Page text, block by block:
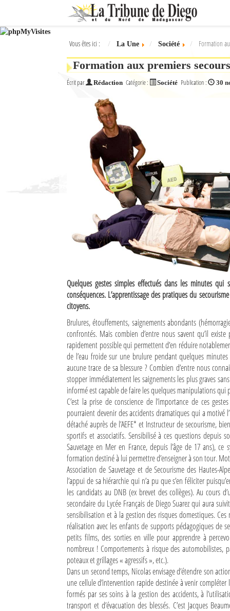
Ok
L'actualité à Diego Suarez
Le Nord de Madagascar
L'actualité du tourisme
Sites touristiques
Diego Suarez Pratique
Les Petites Annonces
La Tribune de Diego en PDF
Vous êtes ici : La Une Société Formation
Formation aux premiers
Écrit par Rédaction Catégorie : Société Publication : 30
Quelques gestes simples effectués dans les minutes
conséquences. L’apprentissage des pratiques du
citoyens.
Brulures, étouffements, saignements abondants
confrontés. Mais combien d’entre nous savent qu’il
rapidement possible qui permettent d’en réduire
de l’eau froide sur une brulure pendant quelques
aucune trace de sa blessure ? Combien d’entre nous
stopper immédiatement les saignements les plus graves
informé est capable de faire les quelques manipulations
C’est la prise de conscience de l’importance de ces
pourraient devenir des accidents dramatiques qui a motivé
détaché auprès de l’AEFE* et Instructeur de secourisme,
sportifs et associatifs. Sensibilisé à ces questions depuis
Sauvetage en Mer en France, depuis l’âge de 17 ans),
formation destiné à lui permettre d’enseigner à son tour.
Association de Sauvetage et de Secourisme des Hautes-
l’appui de sa hiérarchie qui n’a pu que s’en féliciter
les candidats au DNB (ex brevet des collèges). Au cours
secondaire du Lycée Français de Diego Suarez qui aura
sensibilisation et à la gestion des risques domestiques.
réalisation avec les enfants de supports pédagogiques de
petits films, des sorties en ville pour apprendre à
nombreux ! Comportements à risque des automobilistes,
poteaux et grillages « agressifs », etc.).
Dans un second temps, Nicolas envisage d’étendre son
une cellule d’intervention rapide destinée à venir
formés par ses soins à la gestion des accidents, à
transport et d’évacuation des blessés. C’est Jacques